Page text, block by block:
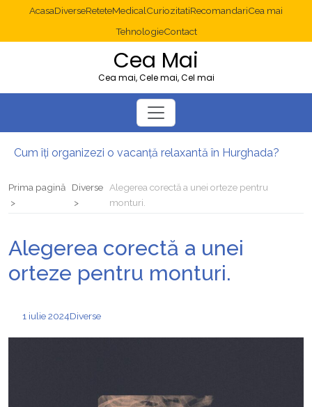
AcasaDiverseReteteMedicalCuriozitatiRecomandariCea mai
TehnologieContact
Cea Mai
Cea mai, Cele mai, Cel mai
Cum îți organizezi o vacanță relaxantă în Hurghada?
Prima pagină Diverse
Alegerea corectă a unei orteze pentru
monturi.
Alegerea corectă a unei
orteze pentru monturi.
1 iulie 2024Diverse